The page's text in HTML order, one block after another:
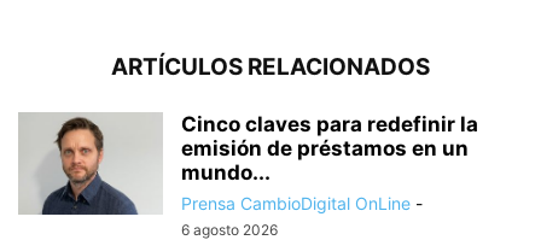
ARTÍCULOS RELACIONADOS
Cinco claves para redefinir la
emisión de préstamos en un
mundo...
Prensa CambioDigital OnLine -
6 agosto 2026